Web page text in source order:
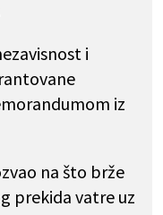
i
iz
na što brže
prekida vatre uz